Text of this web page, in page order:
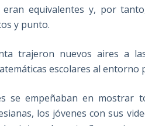
equivalentes y, por
y punto.
trajeron nuevos aires a
escolares al entorno
se empeñaban en mostrar
los jóvenes con sus